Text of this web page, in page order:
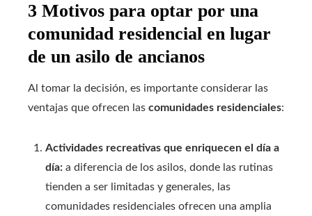
3 Motivos para optar por una
comunidad residencial en lugar
de un asilo de ancianos
Al tomar la decisión, es importante considerar las
ventajas que ofrecen las comunidades residenciales:
Actividades recreativas que enriquecen el día a
día: a diferencia de los asilos, donde las rutinas
tienden a ser limitadas y generales, las
comunidades residenciales ofrecen una amplia